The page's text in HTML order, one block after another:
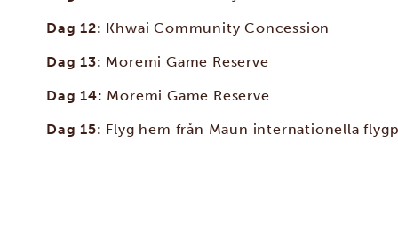
Dag 12: Khwai Community Concession
Dag 13: Moremi Game Reserve
Dag 14: Moremi Game Reserve
Dag 15: Flyg hem från Maun internationella